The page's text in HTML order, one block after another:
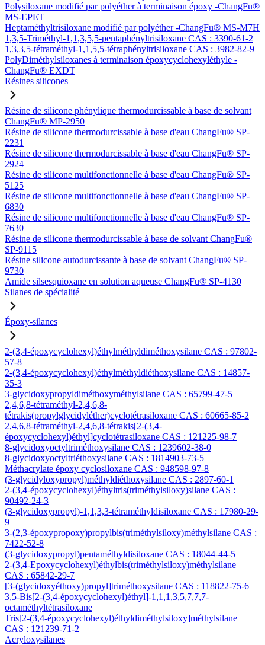
Polysiloxane modifié par polyéther à terminaison époxy -ChangFu®
MS-EPET
Heptaméthyltrisiloxane modifié par polyéther -ChangFu® MS-M7H
1,3,5-Triméthyl-1,1,3,5,5-pentaphényltrisiloxane CAS : 3390-61-2
1,3,3,5-tétraméthyl-1,1,5,5-tétraphényltrisiloxane CAS : 3982-82-9
PolyDiméthylsiloxanes à terminaison époxycyclohexyléthyle -
ChangFu® EXDT
Résines silicones
Résine de silicone phénylique thermodurcissable à base de solvant
ChangFu® MP-2950
Résine de silicone thermodurcissable à base d'eau ChangFu® SP-
2231
Résine de silicone thermodurcissable à base d'eau ChangFu® SP-
2924
Résine de silicone multifonctionnelle à base d'eau ChangFu® SP-
5125
Résine de silicone multifonctionnelle à base d'eau ChangFu® SP-
6830
Résine de silicone multifonctionnelle à base d'eau ChangFu® SP-
7630
Résine de silicone thermodurcissable à base de solvant ChangFu®
SP-9115
Résine silicone autodurcissante à base de solvant ChangFu® SP-
9730
Amide silsesquioxane en solution aqueuse ChangFu® SP-4130
Silanes de spécialité
Époxy-silanes
2-(3,4-époxycyclohexyl)éthylméthyldiméthoxysilane CAS : 97802-
57-8
2-(3,4-époxycyclohexyl)éthylméthyldiéthoxysilane CAS : 14857-
35-3
3-glycidoxypropyldiméthoxyméthylsilane CAS : 65799-47-5
2,4,6,8-tétraméthyl-2,4,6,8-
tétrakis(propylglycidyléther)cyclotétrasiloxane CAS : 60665-85-2
2,4,6,8-tétraméthyl-2,4,6,8-tétrakis[2-(3,4-
époxycyclohexyl)éthyl]cyclotétrasiloxane CAS : 121225-98-7
8-glycidoxyoctyltriméthoxysilane CAS : 1239602-38-0
8-glycidoxyoctyltriéthoxysilane CAS : 1814903-73-5
Méthacrylate époxy cyclosiloxane CAS : 948598-97-8
(3-glycidyloxypropyl)méthyldiéthoxysilane CAS : 2897-60-1
2-(3,4-époxycyclohexyl)éthyltris(triméthylsiloxy)silane CAS :
90492-24-3
(3-glycidoxypropyl)-1,1,3,3-tétraméthyldisiloxane CAS : 17980-29-
9
3-(2,3-époxypropoxy)propylbis(triméthylsiloxy)méthylsilane CAS :
7422-52-8
(3-glycidoxypropyl)pentaméthyldisiloxane CAS : 18044-44-5
2-(3,4-Epoxycyclohexyl)éthylbis(triméthylsiloxy)méthylsilane
CAS : 65842-29-7
[3-(glycidoxyéthoxy)propyl]triméthoxysilane CAS : 118822-75-6
3,5-Bis[2-(3,4-époxycyclohexyl)éthyl]-1,1,1,3,5,7,7,7-
octaméthyltétrasiloxane
Tris[2-(3,4-époxycyclohexyl)éthyldiméthylsiloxy]méthylsilane
CAS : 121239-71-2
Acryloxysilanes